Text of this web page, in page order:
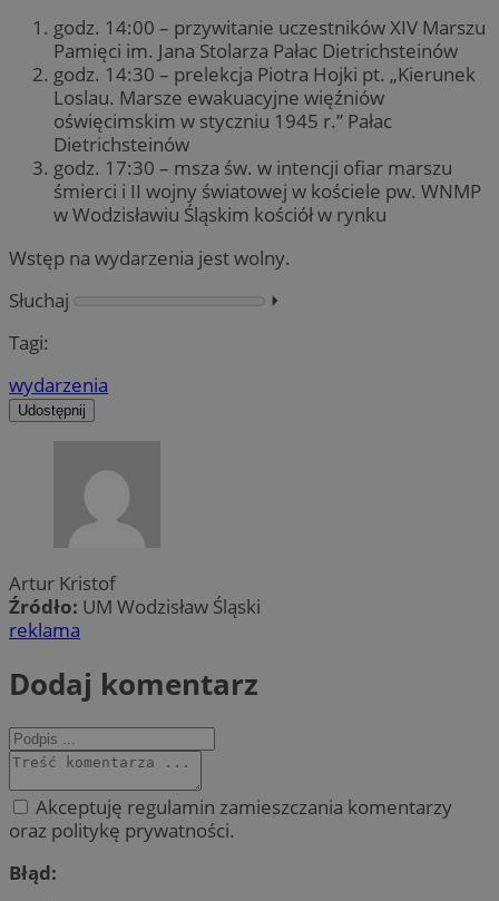
godz. 14:00 – przywitanie uczestników XIV Marszu
Pamięci im. Jana Stolarza Pałac Dietrichsteinów
godz. 14:30 – prelekcja Piotra Hojki pt. „Kierunek
Loslau. Marsze ewakuacyjne więźniów
oświęcimskim w styczniu 1945 r.” Pałac
Dietrichsteinów
godz. 17:30 – msza św. w intencji ofiar marszu
śmierci i II wojny światowej w kościele pw. WNMP
w Wodzisławiu Śląskim kościół w rynku
Wstęp na wydarzenia jest wolny.
Słuchaj
⏵︎
Tagi:
wydarzenia
Udostępnij
Artur Kristof
Źródło: UM Wodzisław Śląski
reklama
Dodaj komentarz
Akceptuję regulamin zamieszczania komentarzy
oraz politykę prywatności.
Błąd: